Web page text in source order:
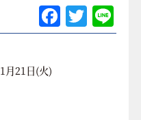
F
a
T
w
月21日(火)